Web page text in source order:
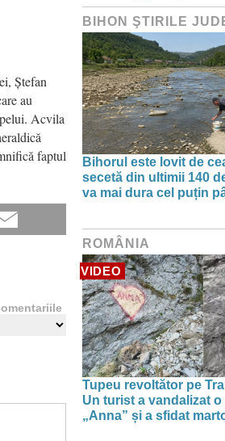
Ștefan
au
Acvila
faptul
BIHON ŞTIRILE
Bihorul este lovit de
secetă din ultimii 140
va mai dura cel puțin
ROMÂNIA
VIDEO
Tupeu revoltător pe
Un turist a vandalizat
„Anna” și a sfidat